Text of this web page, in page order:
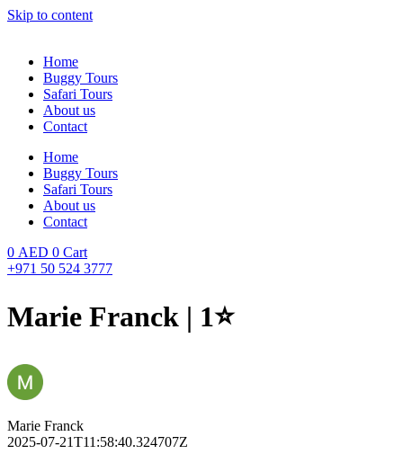
Skip to content
Home
Buggy Tours
Safari Tours
About us
Contact
Home
Buggy Tours
Safari Tours
About us
Contact
0 AED 0 Cart
+971 50 524 3777
Marie Franck | 1⭐️
Marie Franck
2025-07-21T11:58:40.324707Z